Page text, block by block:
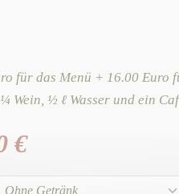
für das Menü + 16.00 Euro
Wein, ½ ℓ Wasser und ein
€